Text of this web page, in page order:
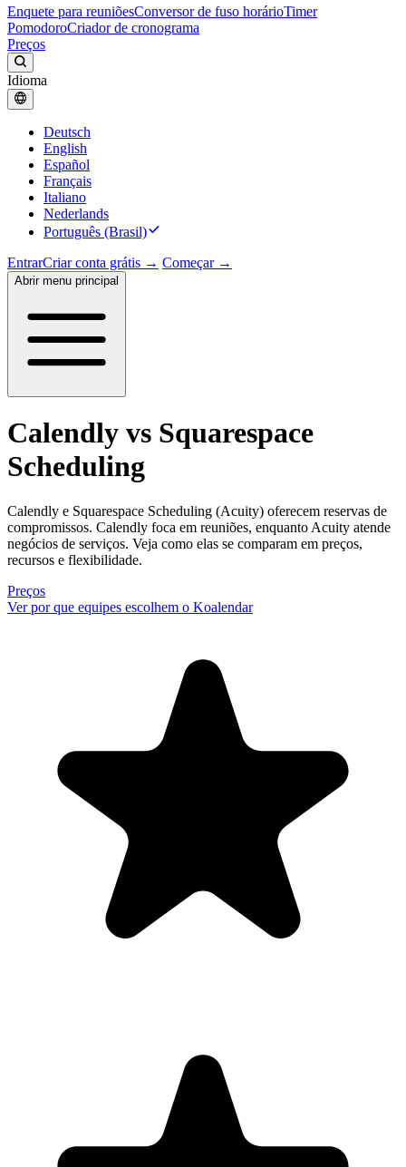
Enquete para reuniõesConversor de fuso horárioTimer
PomodoroCriador de cronograma
Preços
Idioma
Deutsch
English
Español
Français
Italiano
Nederlands
Português (Brasil)
EntrarCriar conta grátis → Começar →
Abrir menu principal
Calendly vs Squarespace
Scheduling
Calendly e Squarespace Scheduling (Acuity) oferecem reservas de
compromissos. Calendly foca em reuniões, enquanto Acuity atende
negócios de serviços. Veja como elas se comparam em preços,
recursos e flexibilidade.
Preços
Ver por que equipes escolhem o Koalendar